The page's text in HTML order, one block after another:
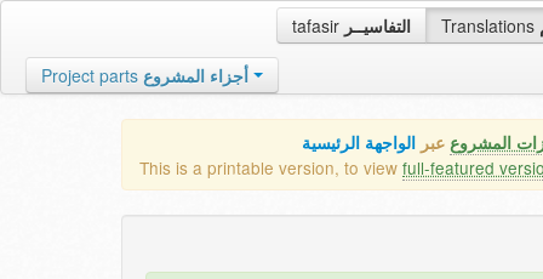
tafasir التفاسيــر Translations
Project parts أجزاء المشروع
المشروع عبر الواجهة الرئيسية
This is a printable version, to view full-featured